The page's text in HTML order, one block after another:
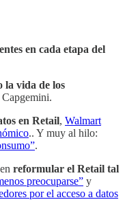
en cada etapa del
la vida de los
Capgemini.
en Retail, Walmart
.. Y muy al hilo:
.
reformular el Retail tal
preocuparse” y
por el acceso a datos